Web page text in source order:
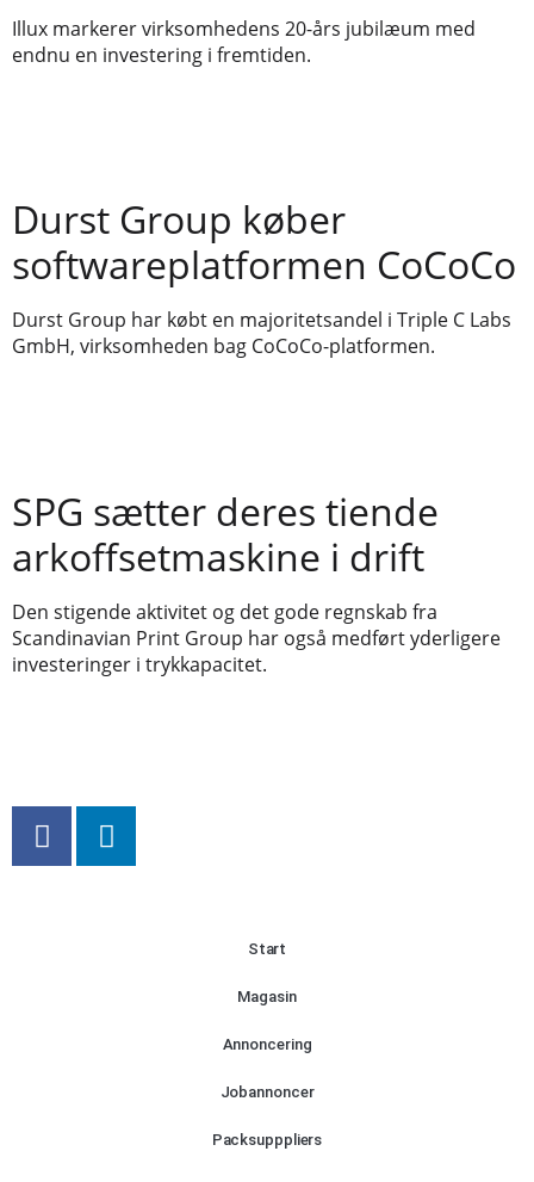
Illux markerer virksomhedens 20-års jubilæum med
endnu en investering i fremtiden.
Durst Group køber
softwareplatformen CoCoCo
Durst Group har købt en majoritetsandel i Triple C Labs
GmbH, virksomheden bag CoCoCo-platformen.
SPG sætter deres tiende
arkoffsetmaskine i drift
Den stigende aktivitet og det gode regnskab fra
Scandinavian Print Group har også medført yderligere
investeringer i trykkapacitet.
Start
Magasin
Annoncering
Jobannoncer
Packsupppliers